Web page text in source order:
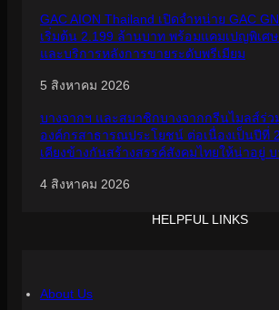
GAC AION Thailand เปิดจำหน่าย GAC
เริ่มต้น 2.199 ล้านบาท พร้อมแคมเปญพิเศ
และบริการหลังการขายระดับพรีเมียม
5 สิงหาคม 2026
บางจากฯ และสมาชิกบางจากกรีนไมลส์ร่ว
องค์กรสาธารณประโยชน์ ต่อเนื่องเป็นปีที่
เคียงข้างกันสร้างสรรค์สังคมไทยให้น่าอยู่ บ
4 สิงหาคม 2026
HELPFUL LINKS
About Us